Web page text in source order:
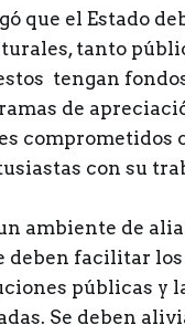
que el Estado
tanto
tengan
de
comprometidos
con su
ambiente de
deben facilitar
públicas y
Se deben